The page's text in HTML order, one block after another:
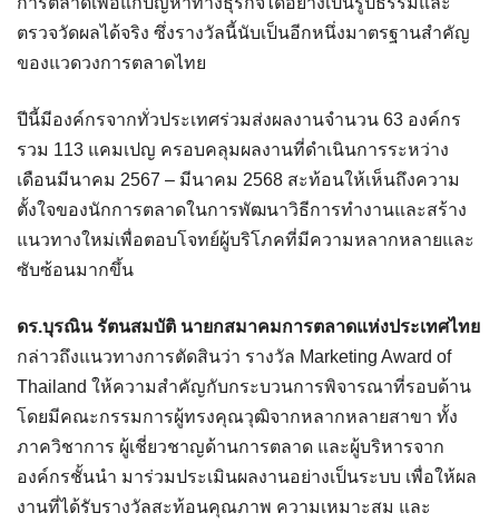
ตรวจวัดผลได้จริง ซึ่งรางวัลนี้นับเป็นอีกหนึ่งมาตรฐานสำคัญ
ของแวดวงการตลาดไทย
ปีนี้มีองค์กรจากทั่วประเทศร่วมส่งผลงานจำนวน 63 องค์กร
รวม 113 แคมเปญ ครอบคลุมผลงานที่ดำเนินการระหว่าง
เดือนมีนาคม 2567 – มีนาคม 2568 สะท้อนให้เห็นถึงความ
ตั้งใจของนักการตลาดในการพัฒนาวิธีการทำงานและสร้าง
แนวทางใหม่เพื่อตอบโจทย์ผู้บริโภคที่มีความหลากหลายและ
ซับซ้อนมากขึ้น
ดร.บุรณิน รัตนสมบัติ นายกสมาคมการตลาดแห่งประเทศไทย
กล่าวถึงแนวทางการตัดสินว่า รางวัล Marketing Award of
Thailand ให้ความสำคัญกับกระบวนการพิจารณาที่รอบด้าน
โดยมีคณะกรรมการผู้ทรงคุณวุฒิจากหลากหลายสาขา ทั้ง
ภาควิชาการ ผู้เชี่ยวชาญด้านการตลาด และผู้บริหารจาก
องค์กรชั้นนำ มาร่วมประเมินผลงานอย่างเป็นระบบ เพื่อให้ผล
งานที่ได้รับรางวัลสะท้อนคุณภาพ ความเหมาะสม และ